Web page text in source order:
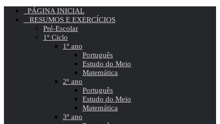
PÁGINA INICIAL
RESUMOS E EXERCÍCIOS
Pré-Escolar
1º Ciclo
1º ano
Português
Estudo do Meio
Matemática
2º ano
Português
Estudo do Meio
Matemática
3º ano